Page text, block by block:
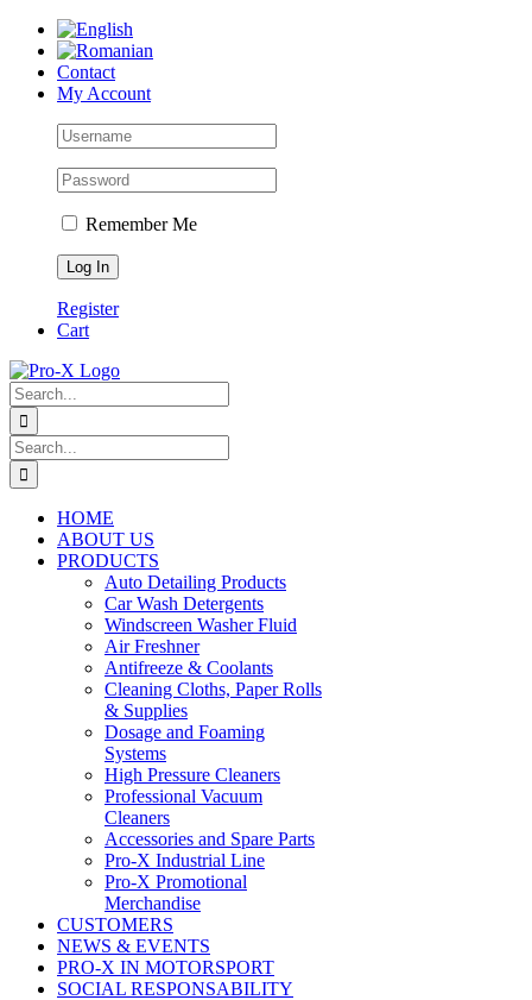
Skip
contentContact
My Account
Remember Me
Register
Cart
Search
for:
Search
for:
HOME
ABOUT US
PRODUCTS
Auto Detailing Products
Car Wash Detergents
Windscreen Washer Fluid
Air Freshner
Antifreeze & Coolants
Cleaning Cloths, Paper Rolls
& Supplies
Dosage and Foaming
Systems
High Pressure Cleaners
Professional Vacuum
Cleaners
Accessories and Spare Parts
Pro-X Industrial Line
Pro-X Promotional
Merchandise
CUSTOMERS
NEWS & EVENTS
PRO-X IN MOTORSPORT
SOCIAL RESPONSABILITY